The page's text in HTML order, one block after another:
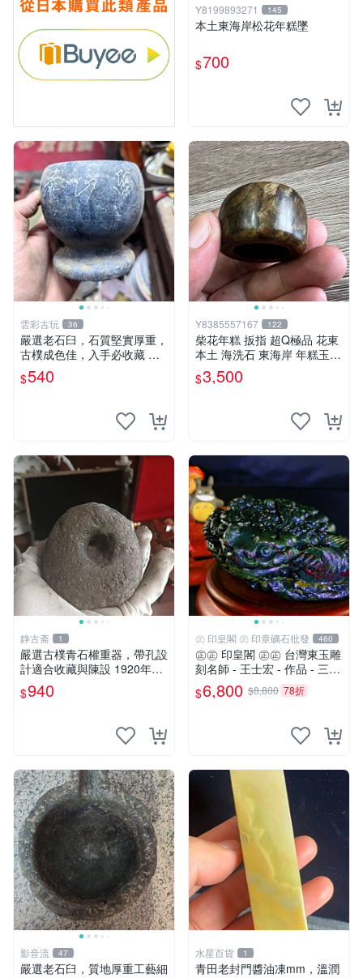
Y8199893271 145
本土東海岸松花年糕墜
$700
雲彩古玩 36
嚴選老石臼，石質堅實厚重，
古樸成色佳，入手必收藏 石
臼 古代 石磨
$540
Y8385557167 122
柴花年糕 扳指 超Q極品 花東
本土 海洗石 東海岸 年糕玉
（非 和田 和闐玉 白玉 羊脂
總統石）
$3,500
静古斋 1
嚴選古樸青石權重器，帶孔設
計適合收藏與陳設 1920年代
古董 材質石器
$940
㊣ 印皇閣 ㊣ 印章礦石批發 460
㊣㊣ 印皇閣 ㊣㊣ 台灣東玉雕
刻名師 - 王士宏 - 作品 - 三足
金蟾蜍 - 萬貫錢財 (師-01)
$6,800 $8,800 78折
影音流 47
嚴選老石臼，質地厚重工藝細
水星百貨 1
青田老封門醬油凍mm，溫潤